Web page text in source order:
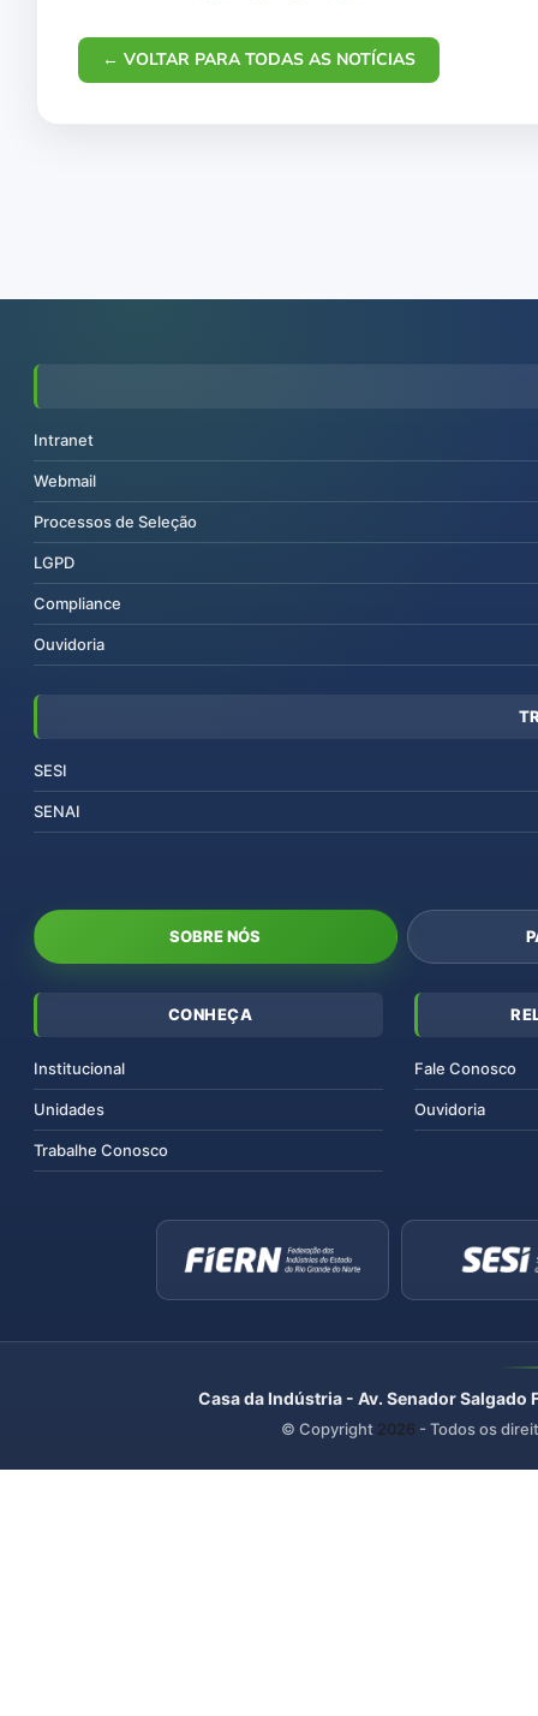
← VOLTAR PARA TODAS AS NOTÍCIAS
Intranet
Webmail
Processos de Seleção
LGPD
Compliance
Ouvidoria
SESI
SENAI
SOBRE NÓS
CONHEÇA
Institucional
Unidades
Trabalhe Conosco
Fale Conosco
Ouvidoria
Casa da Indústria - Av. Senador
© Copyright 2026 - Todos os